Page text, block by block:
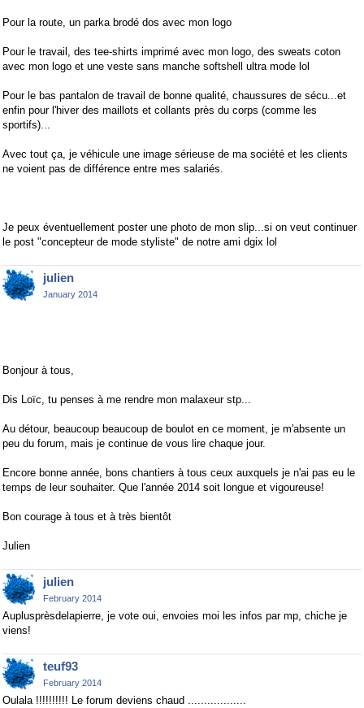
Pour la route, un parka brodé dos avec mon logo
Pour le travail, des tee-shirts imprimé avec mon logo, des sweats coton
avec mon logo et une veste sans manche softshell ultra mode lol
Pour le bas pantalon de travail de bonne qualité, chaussures de sécu...et
enfin pour l'hiver des maillots et collants près du corps (comme les
sportifs)...
Avec tout ça, je véhicule une image sérieuse de ma société et les clients
ne voient pas de différence entre mes salariés.
Je peux éventuellement poster une photo de mon slip...si on veut continuer
le post "concepteur de mode styliste" de notre ami dgix lol
julien
January 2014
Bonjour à tous,
Dis Loïc, tu penses à me rendre mon malaxeur stp...
Au détour, beaucoup beaucoup de boulot en ce moment, je m'absente un
peu du forum, mais je continue de vous lire chaque jour.
Encore bonne année, bons chantiers à tous ceux auxquels je n'ai pas eu le
temps de leur souhaiter. Que l'année 2014 soit longue et vigoureuse!
Bon courage à tous et à très bientôt
Julien
julien
February 2014
Auplusprèsdelapierre, je vote oui, envoies moi les infos par mp, chiche je
viens!
teuf93
February 2014
Oulala !!!!!!!!!! Le forum deviens chaud ..................